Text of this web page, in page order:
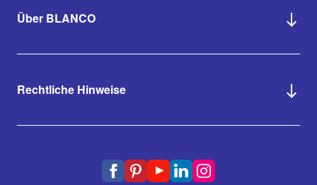
Über BLANCO
Rechtliche Hinweise